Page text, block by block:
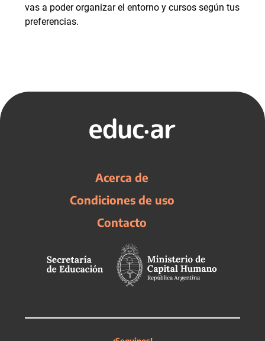
vas a poder organizar el entorno y cursos según tus
preferencias.
Acerca de
Condiciones de uso
Contacto